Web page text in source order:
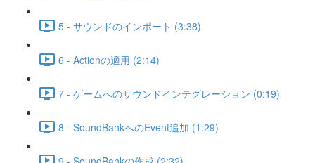
5 - サウンドのインポート (3:38)
6 - Actionの適用 (2:14)
7 - ゲームへのサウンドインテグレーション (0:19)
8 - SoundBankへのEvent追加 (1:29)